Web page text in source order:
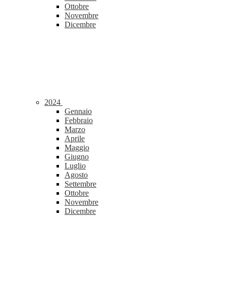
Ottobre
Novembre
Dicembre
2024
Gennaio
Febbraio
Marzo
Aprile
Maggio
Giugno
Luglio
Agosto
Settembre
Ottobre
Novembre
Dicembre